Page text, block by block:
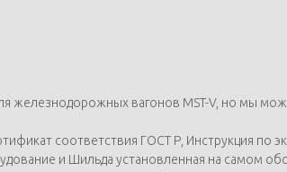
железнодорожных вагонов MST-V, но мы
соответствия ГОСТ Р, Инструкция по
и Шильда установленная на самом